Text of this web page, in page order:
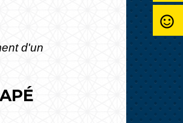
d'un
sentiment_satisfied_alt